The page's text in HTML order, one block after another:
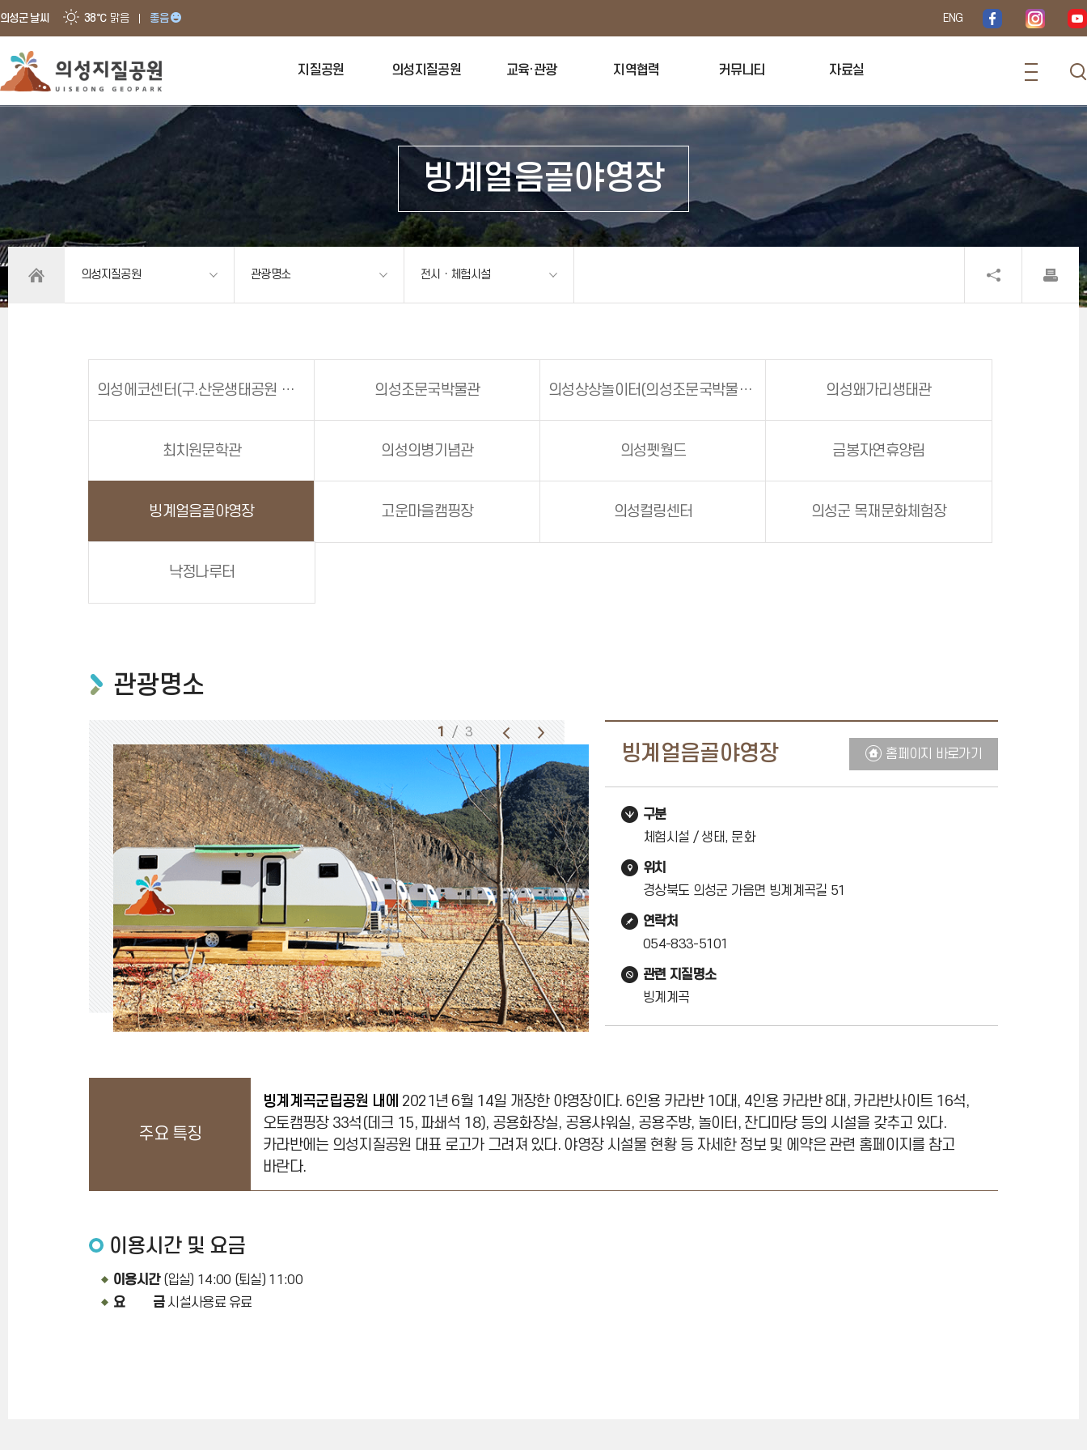
의성군 날씨 38℃ 맑음 좋음 ENG
지질공원 의성지질공원 교육·관광 지역협력 커뮤니티 자료실
빙계얼음골야영장
의성지질공원 관광명소 전시ㆍ체험시설
의성에코센터(구.산운생태공원 생태관) 의성조문국박물관 의성상상놀이터(의성조문국박물관 별관) 의성왜가리생태관
최치원문학관 의성의병기념관 의성펫월드 금봉자연휴양림
빙계얼음골야영장 고운마을캠핑장 의성컬링센터 의성군 목재문화체험장
낙정나루터
관광명소
1 / 3
빙계얼음골야영장 홈페이지 바로가기
구분
체험시설 / 생태, 문화
위치
경상북도 의성군 가음면 빙계계곡길 51
연락처
054-833-5101
관련 지질명소
빙계계곡
주요 특징
빙계계곡군립공원 내에 2021년 6월 14일 개장한 야영장이다. 6인용 카라반 10대, 4인용 카라반 8대, 카라반사이트 16석,
오토캠핑장 33석(데크 15, 파쇄석 18), 공용화장실, 공용샤워실, 공용주방, 놀이터, 잔디마당 등의 시설을 갖추고 있다.
카라반에는 의성지질공원 대표 로고가 그려져 있다. 야영장 시설물 현황 등 자세한 정보 및 에약은 관련 홈페이지를 참고
바란다.
이용시간 및 요금
이용시간(입실) 14:00 (퇴실) 11:00
요 금시설사용료 유료